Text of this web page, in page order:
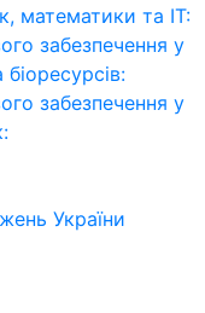
математики та ІТ:
забезпечення у
забезпечення у
України